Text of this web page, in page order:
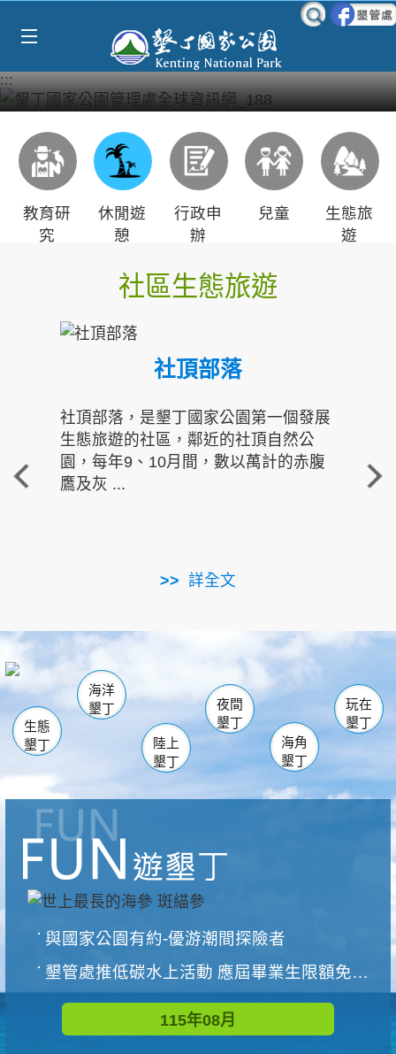
:::
教育研
究
休閒遊
憩
行政申
辦
兒童
生態旅
遊
社區生態旅遊
社頂部落
社頂部落，是墾丁國家公園第一個發展
生態旅遊的社區，鄰近的社頂自然公
園，每年9、10月間，數以萬計的赤腹
鷹及灰 ...
詳全文
重
走進
南仁湖
海生館
恆春 佳樂水
龍鑾潭自然中心 森林遊樂區
瓊麻館
關山 墾管處遊客中心
社頂公園 風吹沙
船帆石
白砂 龍磐公園
香蕉灣
砂島
鵝鑾鼻
生態
墾丁
海洋
墾丁
陸上
墾丁
夜間
墾丁
海角
墾丁
玩在
墾丁
與國家公園有約-優游潮間探險者
墾管處推低碳水上活動 應屆畢業生限額免費參加
115年08月